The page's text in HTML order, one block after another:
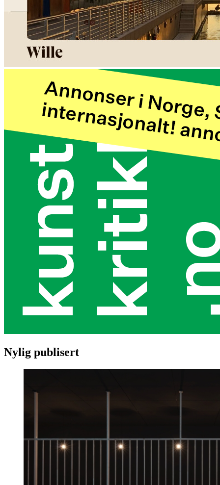
Nylig publisert